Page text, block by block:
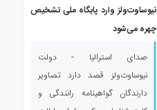
نیوساوت‌ولز وارد پایگاه ملی تشخیص
چهره می‌شود
صدای استرالیا - دولت
نیوساوت‌ولز قصد دارد تصاویر
دارندگان گواهینامه رانندگی و